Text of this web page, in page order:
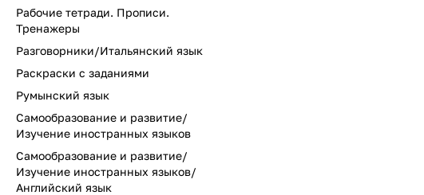
Рабочие тетради. Прописи.
Тренажеры
Разговорники/Итальянский язык
Раскраски с заданиями
Румынский язык
Самообразование и развитие/
Изучение иностранных языков
Самообразование и развитие/
Изучение иностранных языков/
Английский язык